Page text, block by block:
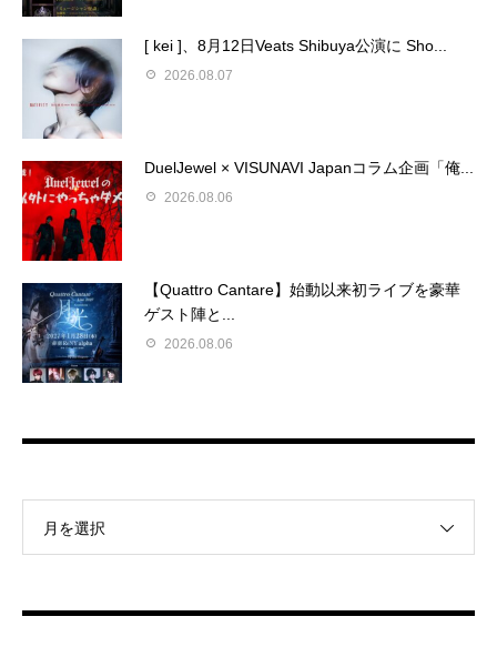
[ kei ]、8月12日Veats Shibuya公演に Sho...
2026.08.07
DuelJewel × VISUNAVI Japanコラム企画「俺...
2026.08.06
【Quattro Cantare】始動以来初ライブを豪華
ゲスト陣と...
2026.08.06
月を選択